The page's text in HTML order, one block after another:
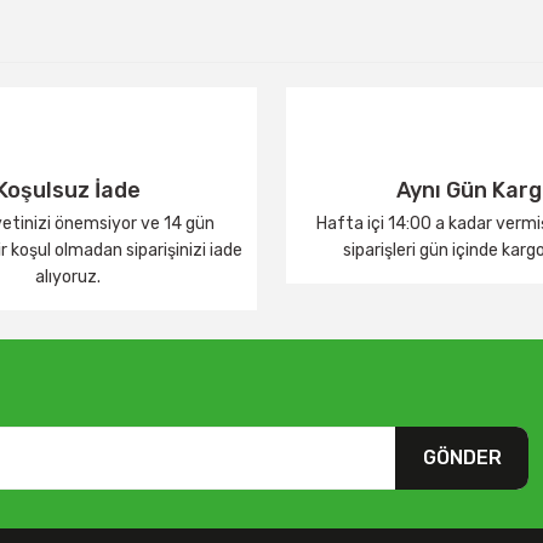
İade
önemsiyor ve 14 gün
koşul olmadan siparişinizi iade
alıyoruz.
Aynı Gün
Hafta içi 14:00 a kadar
siparişleri gün içinde
GÖNDER